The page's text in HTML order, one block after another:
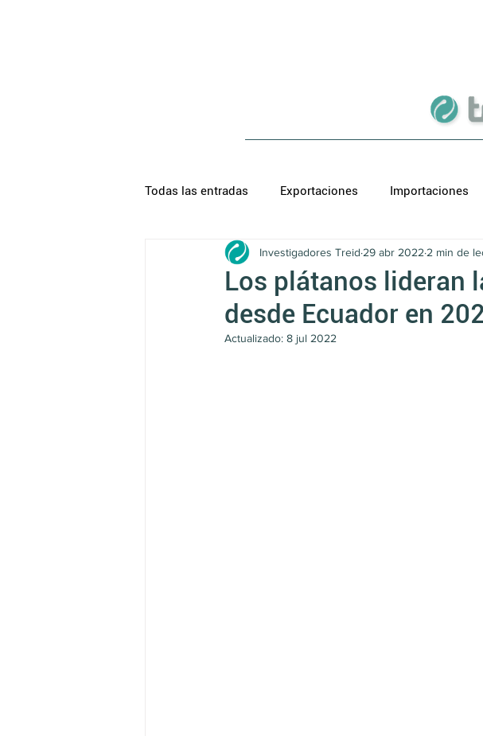
Todas las entradas Exportaciones Importaciones
Los plátanos lideran
desde Ecuador en
Investigadores Treid 29 abr 2022 2 min de
Actualizado: 8 jul 2022